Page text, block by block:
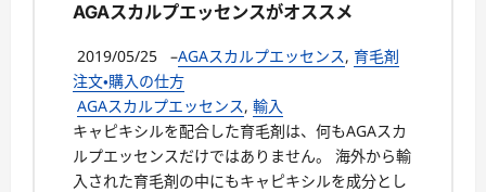
AGAスカルプエッセンスがオススメ
2019/05/25 –AGAスカルプエッセンス, 育毛剤
注文・購入の仕方
AGAスカルプエッセンス, 輸入
キャピキシルを配合した育毛剤は、何もAGAスカ
ルプエッセンスだけではありません。 海外から輸
入された育毛剤の中にもキャピキシルを成分とし